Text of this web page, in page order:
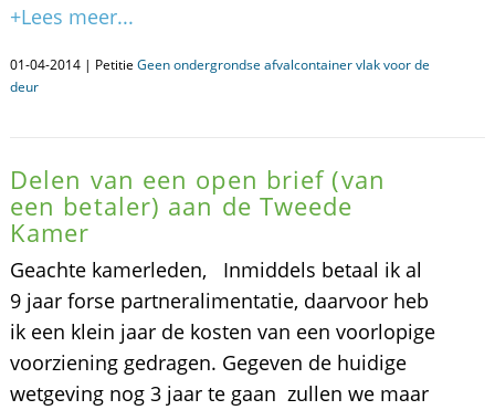
+Lees meer...
01-04-2014 | Petitie Geen ondergrondse afvalcontainer vlak voor de
deur
Delen van een open brief (van
een betaler) aan de Tweede
Kamer
Geachte kamerleden, Inmiddels betaal ik al
9 jaar forse partneralimentatie, daarvoor heb
ik een klein jaar de kosten van een voorlopige
voorziening gedragen. Gegeven de huidige
wetgeving nog 3 jaar te gaan zullen we maar